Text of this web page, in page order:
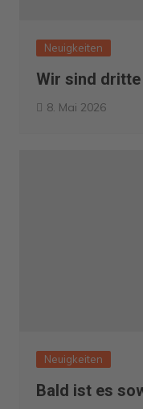
Neuigkeiten
Wir sind
8. Mai 2026
Neuigkeiten
Bald ist es